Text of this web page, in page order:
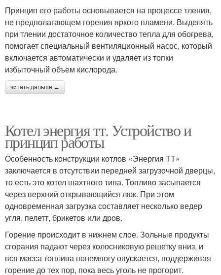
Принцип его работы основывается на процессе тления,
не предполагающем горения яркого пламени. Выделять
при тлении достаточное количество тепла для обогрева,
помогает специальный вентиляционный насос, который
включается автоматически и удаляет из топки
избыточный объем кислорода.
читать дальше →
Котел энергия тт. Устройство и
принцип работы
Особенность конструкции котлов «Энергия ТТ»
заключается в отсутствии передней загрузочной дверцы,
то есть это котел шахтного типа. Топливо засыпается
через верхний открывающийся люк. При этом
одновременная загрузка составляет несколько ведер
угля, пелетт, брикетов или дров.
Горение происходит в нижнем слое. Зольные продукты
сгорания падают через колосниковую решетку вниз, и
вся масса топлива понемногу опускается, поддерживая
горение до тех пор, пока весь уголь не прогорит.